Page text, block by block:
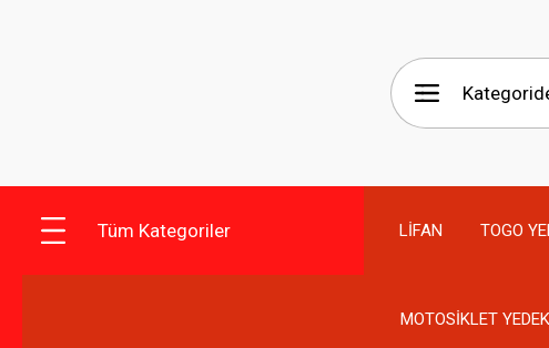
Tüm Kategoriler LİFAN TOGO
MOTOSİKLET